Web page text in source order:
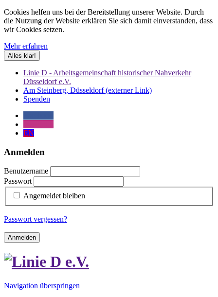
Cookies helfen uns bei der Bereitstellung unserer Website. Durch
die Nutzung der Website erklären Sie sich damit einverstanden, dass
wir Cookies setzen.
Mehr erfahren
Alles klar!
Linie D - Arbeitsgemeinschaft historischer Nahverkehr
Düsseldorf e.V.
Am Steinberg, Düsseldorf (externer Link)
Spenden
EN
Anmelden
Benutzername
Passwort
Angemeldet bleiben
Passwort vergessen?
Anmelden
Navigation überspringen